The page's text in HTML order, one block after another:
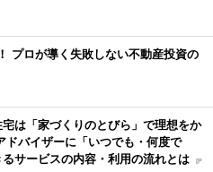
プロが導く失敗しない不動産投資の
は「家づくりのとびら」で理想をか
ドバイザーに「いつでも・何度で
るサービスの内容・利用の流れとは [P